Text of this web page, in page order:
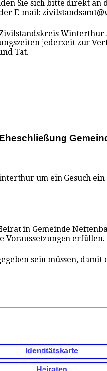
Sie sich bitte direkt an
E-mail:
Winterthur
jederzeit zur
Tat.
um ein Gesuch ein
in Gemeinde
Voraussetzungen erfüllen.
sein müssen, damit
Identitätskarte
Heiraten